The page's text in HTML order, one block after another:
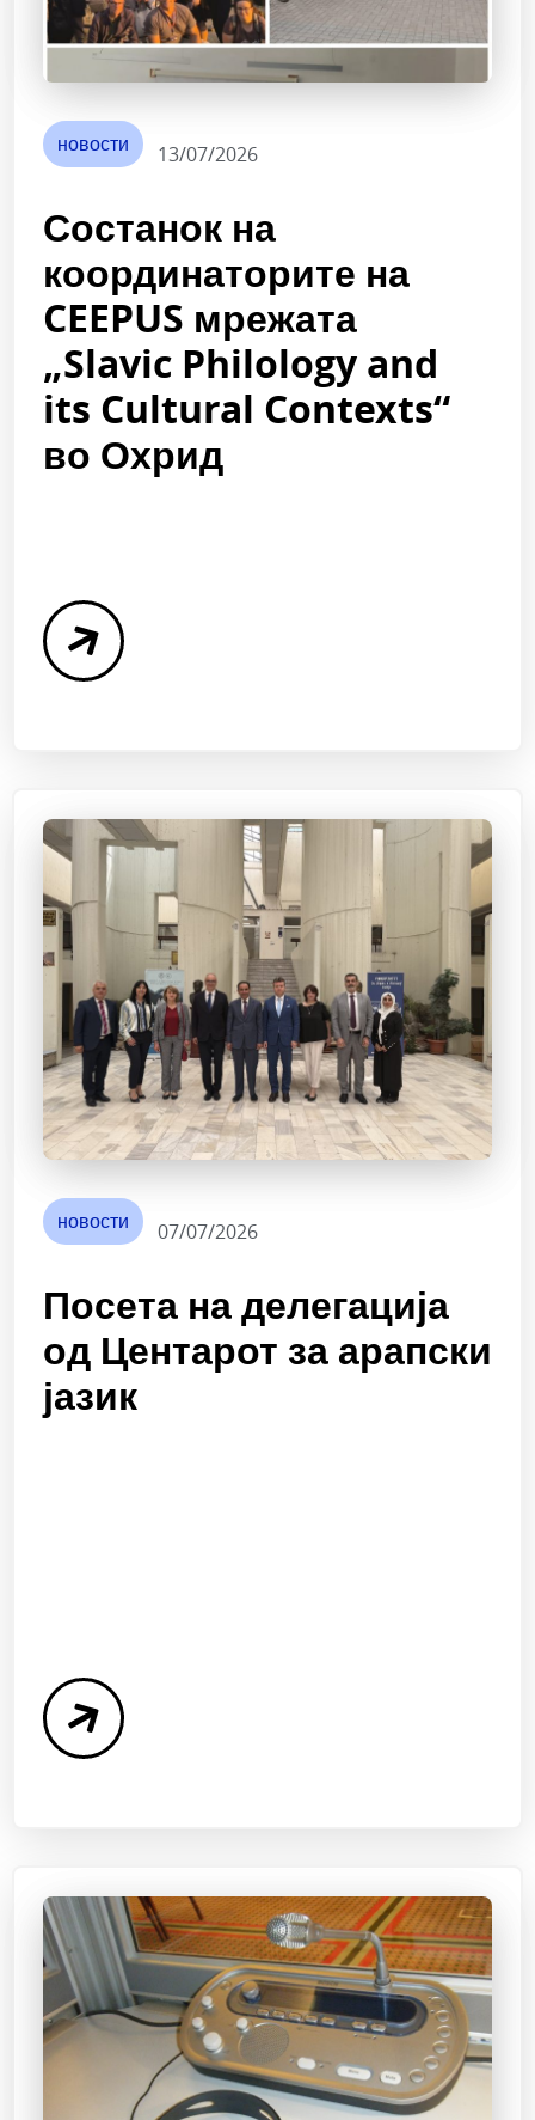
новости 13/07/2026
Состанок на
координаторите на
CEEPUS мрежата
„Slavic Philology and
its Cultural Contexts“
во Охрид
новости 07/07/2026
Посета на делегација
од Центарот за арапски
јазик